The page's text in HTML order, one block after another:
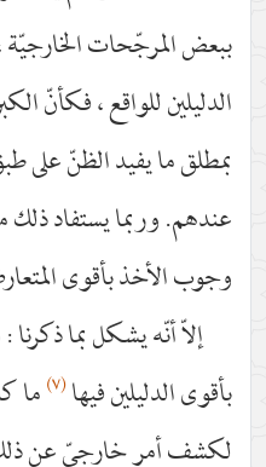
ببعض المرجّحات الخارجيّة
الدليلين للواقع ، فكأنّ
بمطلق ما يفيد الظنّ على
عندهم. وربما يستفاد
وجوب الأخذ بأقوى
إلاّ أنّه يشكل بما
بأقوى الدليلين فيها(٧) ما